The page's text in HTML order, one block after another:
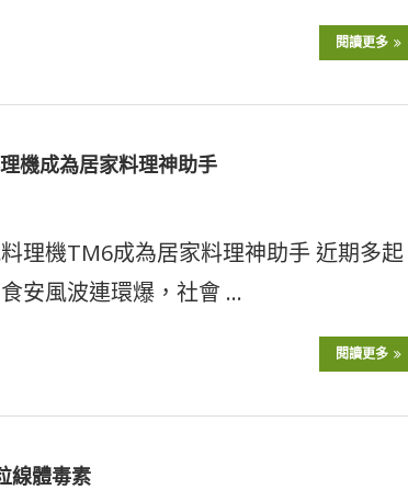
閱讀更多
機成為居家料理神助手
機TM6成為居家料理神助手 近期多起
安風波連環爆，社會 …
閱讀更多
線體毒素